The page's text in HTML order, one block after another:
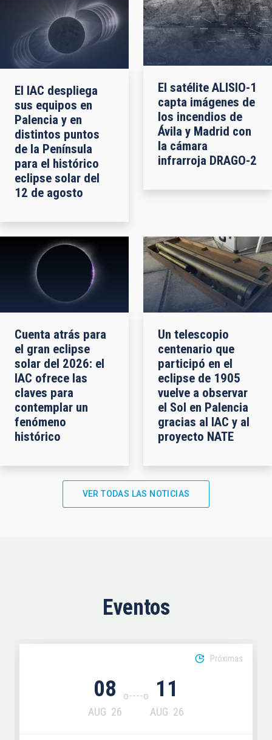
El IAC despliega
sus equipos en
Palencia y en
distintos puntos
de la Península
para el histórico
eclipse solar del
12 de agosto
El satélite ALISIO-1
capta imágenes de
los incendios de
Ávila y Madrid con
la cámara
infrarroja DRAGO-2
Cuenta atrás para
el gran eclipse
solar del 2026: el
IAC ofrece las
claves para
contemplar un
fenómeno
histórico
Un telescopio
centenario que
participó en el
eclipse de 1905
vuelve a observar
el Sol en Palencia
gracias al IAC y al
proyecto NATE
VER TODAS LAS NOTICIAS
Eventos
08
AUG 26
11
AUG 26
Próximas